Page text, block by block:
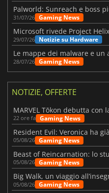
31/07/26 Gaming News
Microsoft rivede Project
29/07/26 Notizie su Hardware
28/07/26 Gaming News
NOTIZIE, OFFERTE
22 ore fa Gaming News
05/08/26 Gaming News
05/08/26 Gaming News
Big Walk, un viaggio
05/08/26 Gaming News